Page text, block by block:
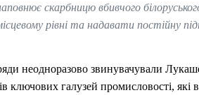
скарбницю вбивчого
рівні та надавати постійну
неодноразово звинувачували
галузей промисловості, які